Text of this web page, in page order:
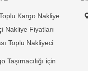
Kargo Nakliye
Nakliye Fiyatları
Toplu Nakliyeci
Taşımacılığı için